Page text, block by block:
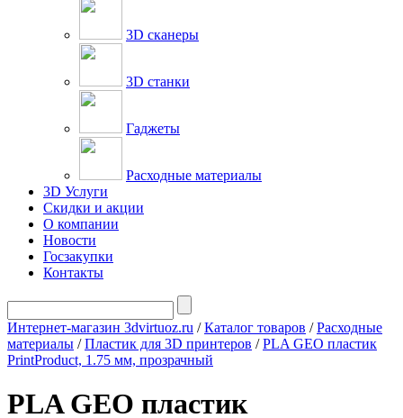
3D сканеры
3D станки
Гаджеты
Расходные материалы
3D Услуги
Скидки и акции
О компании
Новости
Госзакупки
Контакты
Интернет-магазин 3dvirtuoz.ru /Каталог товаров /Расходные
материалы /Пластик для 3D принтеров /PLA GEO пластик
PrintProduct, 1.75 мм, прозрачный
PLA GEO пластик